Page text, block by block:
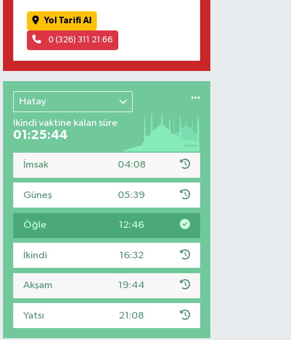
Yol Tarifi Al
0 (326) 311 21 66
Hatay
İkindi vaktine kalan süre
01:25:43
İmsak 04:08
Güneş 05:39
Öğle 12:46
İkindi 16:32
Akşam 19:44
Yatsı 21:08